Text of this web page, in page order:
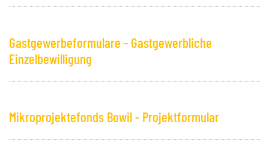
Gastgewerbeformulare - Gastgewerbliche
Einzelbewilligung
Mikroprojektefonds Bowil - Projektformular